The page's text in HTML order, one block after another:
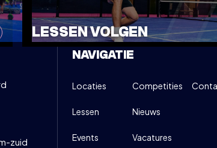
LESSEN VOLGEN
zuid
NAVIGATIE
Locaties
Lessen
Events
Competities
Nieuws
Vacatures